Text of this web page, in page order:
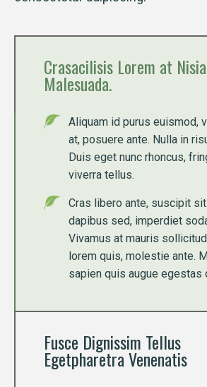
Crasacilisis Lorem at
Malesuada.
Aliquam id purus euismod,
at, posuere ante. Nulla in
Duis eget nunc rhoncus,
viverra tellus.
Cras libero ante, suscipit
dapibus sed, imperdiet
Vivamus at mauris
lorem quis, molestie ante.
sapien quis augue egestas
Fusce Dignissim Tellus
Egetpharetra Venenatis